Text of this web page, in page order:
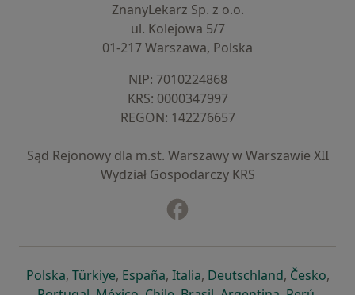
ZnanyLekarz Sp. z o.o.
ul. Kolejowa 5/7
01-217 Warszawa, Polska
NIP: ⁠7010224868
KRS: ⁠0000347997
REGON: ⁠142276657
Sąd Rejonowy dla m.st. Warszawy w Warszawie XII
Wydział Gospodarczy KRS
Polskaotwiera się w nowej karcie
, Türkiyeotwiera się w nowej karcie
, Españaotwiera się w nowej karcie
, Italiaotwiera się w nowej
, Deutschlandotwiera się
, Česko,